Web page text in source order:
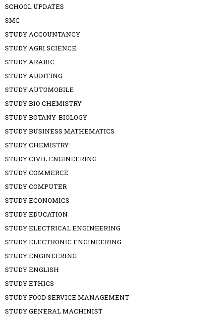
SCHOOL UPDATES
SMC
STUDY ACCOUNTANCY
STUDY AGRI SCIENCE
STUDY ARABIC
STUDY AUDITING
STUDY AUTOMOBILE
STUDY BIO CHEMISTRY
STUDY BOTANY-BIOLOGY
STUDY BUSINESS MATHEMATICS
STUDY CHEMISTRY
STUDY CIVIL ENGINEERING
STUDY COMMERCE
STUDY COMPUTER
STUDY ECONOMICS
STUDY EDUCATION
STUDY ELECTRICAL ENGINEERING
STUDY ELECTRONIC ENGINEERING
STUDY ENGINEERING
STUDY ENGLISH
STUDY ETHICS
STUDY FOOD SERVICE MANAGEMENT
STUDY GENERAL MACHINIST